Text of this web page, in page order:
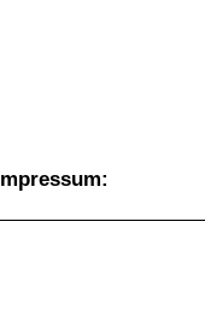
Impressum: